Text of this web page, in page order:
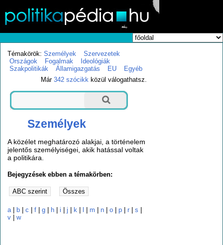
Témakörök: Személyek
Szervezetek
Országok
Fogalmak
Ideológiák
Szakpolitikák
Államigazgatás EU
Egyéb
Már342 szócikk közül válogathatsz.
Személyek
A közélet meghatározó alakjai, a történelem
jelentős személyiségei, akik hatással voltak
a politikára.
Bejegyzések ebben a témakörben:
a b |c |f |g h |i |j k |m |n |o |p |r |s
v |w